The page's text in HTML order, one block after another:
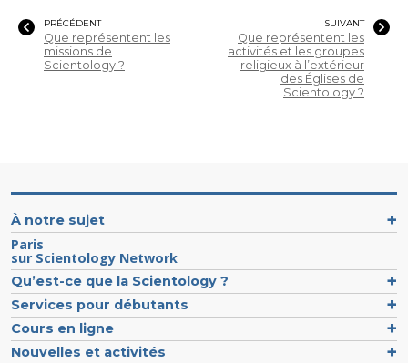
PRÉCÉDENT
Que représentent les
missions de
Scientology ?
SUIVANT
Que représentent les
activités et les groupes
religieux à l’extérieur
des Églises de
Scientology ?
À notre sujet
Paris
sur Scientology Network
Qu’est-ce que la Scientology ?
Services pour débutants
Cours en ligne
Nouvelles et activités